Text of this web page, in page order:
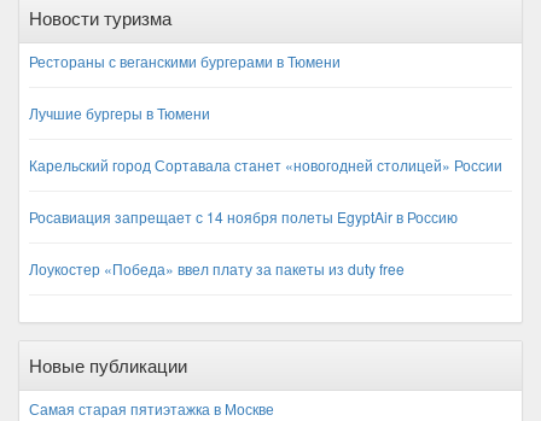
Черногория
Чехия
Ноябрь
Новости туризма
Рестораны с веганскими бургерами в Тюмени
Лучшие бургеры в Тюмени
Карельский город Сортавала станет «новогодней столицей» России
Росавиация запрещает с 14 ноября полеты EgyptAir в Россию
Лоукостер «Победа» ввел плату за пакеты из duty free
Новые публикации
Самая старая пятиэтажка в Москве